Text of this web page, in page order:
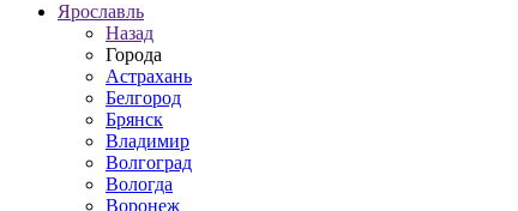
Ярославль
Назад
Города
Астрахань
Белгород
Брянск
Владимир
Волгоград
Вологда
Воронеж